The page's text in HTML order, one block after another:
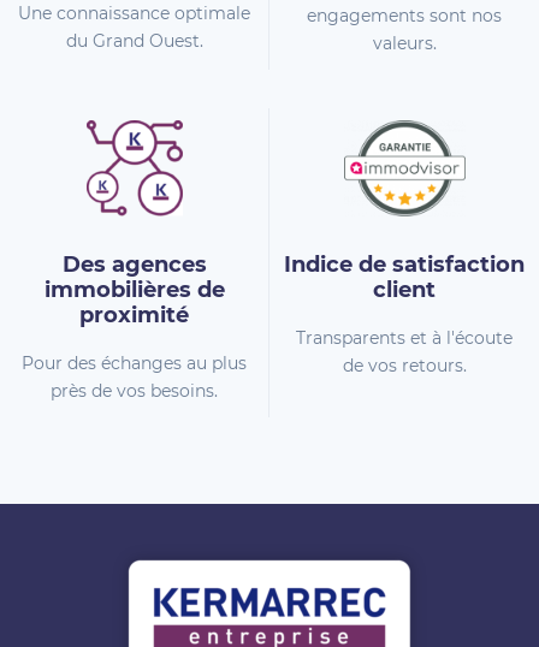
Une connaissance optimale
du Grand Ouest.
engagements sont nos
valeurs.
Des agences
immobilières de
proximité
Pour des échanges au plus
près de vos besoins.
Indice de satisfaction
client
Transparents et à l'écoute
de vos retours.